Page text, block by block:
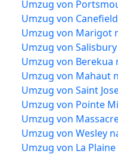
Umzug von
Umzug von
Umzug von Marigot
Umzug von
Umzug von Berekua
Umzug von Mahaut
Umzug von Saint
Umzug von Pointe
Umzug von
Umzug von Wesley
Umzug von La